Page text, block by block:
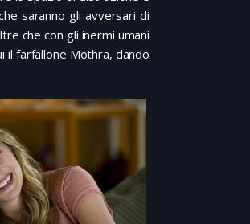
saranno gli avversari di
che con gli inermi umani
il farfallone Mothra, dando